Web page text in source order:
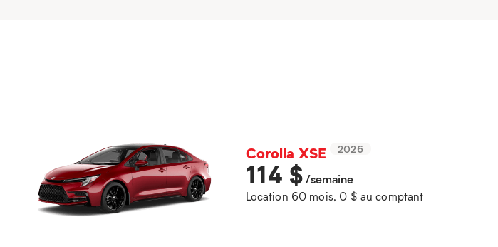
Corolla XSE 2026
114 $ /semaine
Location 60 mois, 0 $ au comptant